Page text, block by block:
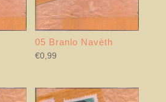
05 Branlo Navèth
€0,99